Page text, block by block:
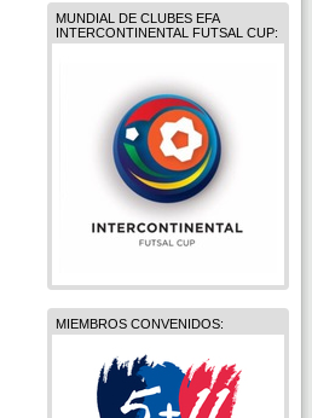
MUNDIAL DE CLUBES EFA
INTERCONTINENTAL FUTSAL CUP:
MIEMBROS CONVENIDOS: